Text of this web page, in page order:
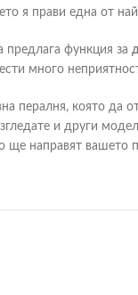
я прави една от
предлага функция за
много
пералня, която да
и други
ще направят вашето